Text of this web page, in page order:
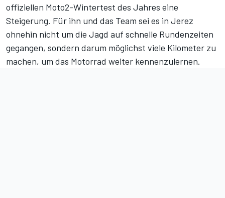
offiziellen Moto2-Wintertest des Jahres eine
Steigerung. Für ihn und das Team sei es in Jerez
ohnehin nicht um die Jagd auf schnelle Rundenzeiten
gegangen, sondern darum möglichst viele Kilometer zu
machen, um das Motorrad weiter kennenzulernen.